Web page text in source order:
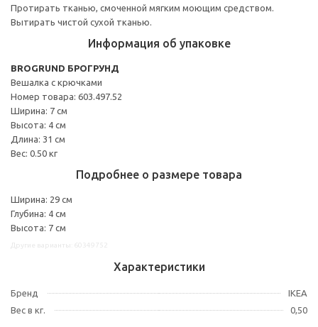
Протирать тканью, смоченной мягким моющим средством.
Вытирать чистой сухой тканью.
Информация об упаковке
BROGRUND БРОГРУНД
Вешалка с крючками
Номер товара: 603.497.52
Ширина: 7 см
Высота: 4 см
Длина: 31 см
Вес: 0.50 кг
Подробнее о размере товара
Ширина: 29 см
Глубина: 4 см
Высота: 7 см
Характеристики
Бренд
IKEA
Вес в кг.
0,50